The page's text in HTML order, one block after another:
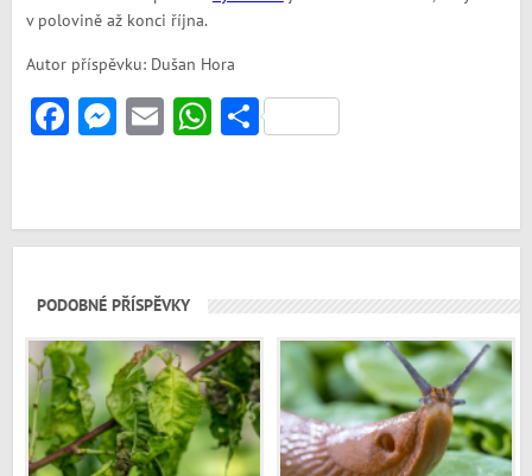
v polovině až konci října.
Autor příspěvku: Dušan Hora
Facebook
Messenger
EmailWhatsApp
Share
PODOBNÉ PŘÍSPĚVKY